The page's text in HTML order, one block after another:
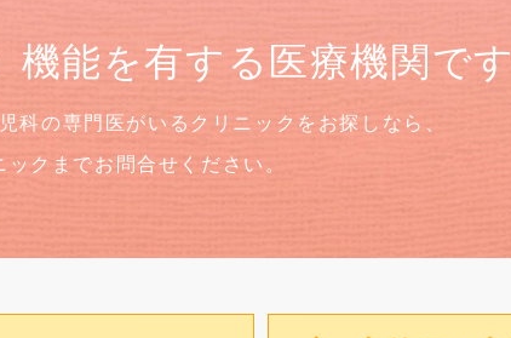
機能を有する医療機関です
科の専門医がいるクリニックをお探しなら、
クまでお問合せください。